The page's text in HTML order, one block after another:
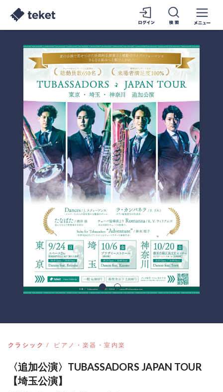
クラシック ピアノ・楽器・室内楽
〈追加公演〉TUBASSADORS JAPAN TOUR
【埼玉公演】